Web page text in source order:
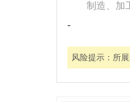
制造、加
-
风险提示： 所